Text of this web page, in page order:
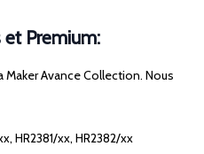
Premium:
Avance Collection. Nous
HR2381/xx, HR2382/xx